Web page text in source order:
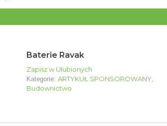
Baterie Ravak
Zapisz w Ulubionych
Kategorie:ARTYKUŁ SPONSOROWANY
Budownictwo